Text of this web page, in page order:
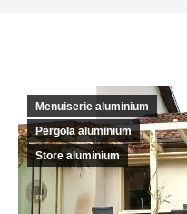
Menuiserie aluminium
Pergola aluminium
Store aluminium